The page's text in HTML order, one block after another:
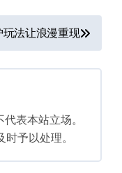
法让浪漫重现
表本站立场。
予以处理。